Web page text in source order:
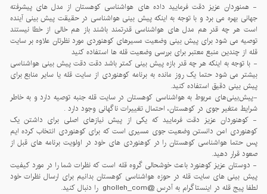
- همنوردان عزیز دقت فرمایید داده های هواشناسی کوهستان از مدل های پیشرفته
جهانی بهره می برد و با توجه به اینکه پیش بینی هواشناسی در حقیقت پیش بینی آینده
است هر چه قدر هم مدل های هواشناسی قدرتمند باشند باز هم خالی از خطا نیستند
توصیه می شود برای پیش بینی وضعیت مسیرهای کوهنوردی مورد نظرتان علاوه بر سایت
قله از چندین منبع معتبر برای بررسی وضعیت قله ها استفاده کنید
- با توجه به اینکه هر چه قدر بازه پیش بینی کمتر باشد دقت دقت پیش بینی هواشناسی
بیشتر می شود حتما یک روز مانده به برنامه کوهنوردی از سایت قله یا سایر منابع برای
پیش بینی دقیق استفاده کنید.
-پيش‌بينی‌های مربوط به هواشناسی کوهستان در سايت قله جنبه توصيه دارد و به خاطر
شرايط متغير جوی در کوهستان، احتمال تغييرات ناگهانی وجود دارد .
- کوهنوردان عزیز دقت فرمایید که یکی از پیش نیازهای اصلی برای داشتن یک
کوهنوردی امن دانستن وضعیت جوی مسیری است که برای کوهنوردی انتخاب کرده ایم
پس حتما هواشناسی کوهستان را در کوهنوردی های خود در اولویت برنامه های قبل از
صعود قرار دهید.
- دوستان عزیز کوهنورد باعث خوشحالی گروه قله است که نظرات شما را در مورد کیفیت
پیش بینی های سایت قله در حوزه هواشناسی کوهستان بدانیم برای ارسال نظرات خود
لطفا پیج قله در اینستاگرام به آدرس @gholleh_com را دنبال کنید.